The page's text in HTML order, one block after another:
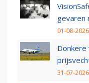
gevaren
01-08-
Donkere
31-07-